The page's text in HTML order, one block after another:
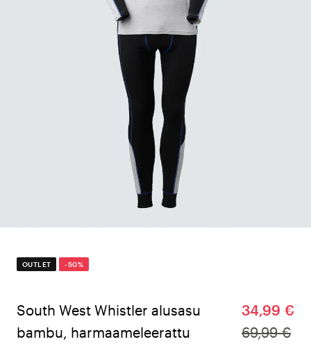
OUTLET -50%
South West Whistler alusasu
bambu, harmaameleerattu
34,99 €
69,99 €